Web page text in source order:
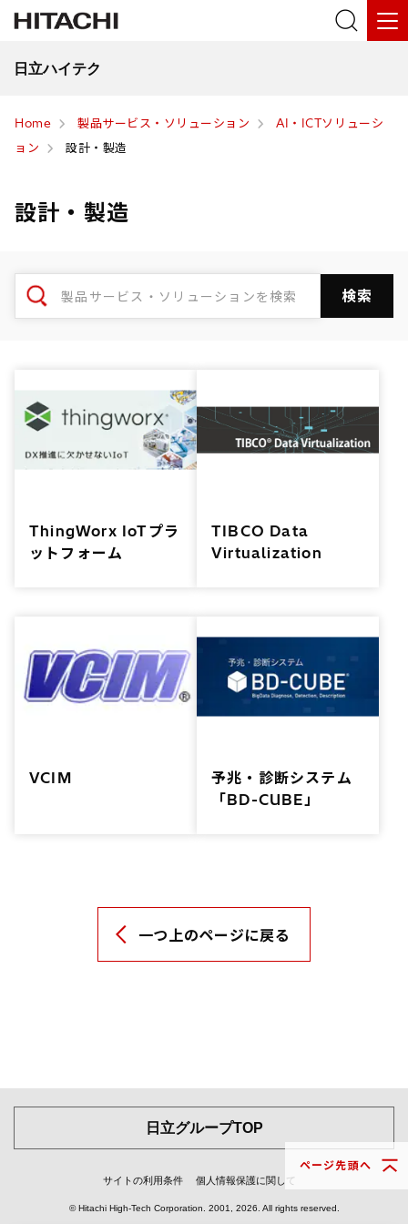
日立ハイテク
Home 製品サービス・ソリューション
AI・ICTソリューシ
ョン
設計・製造
設計・製造
ThingWorx IoTプラ
ットフォーム
TIBCO Data
Virtualization
VCIM
予兆・診断システム
「BD-CUBE」
一つ上のページに戻る
ページ先頭へ
日立グループTOP
サイトの利用条件 個人情報保護に関して
© Hitachi High-Tech Corporation. 2001, 2026 . All rights reserved.